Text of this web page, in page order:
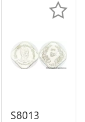
S8013